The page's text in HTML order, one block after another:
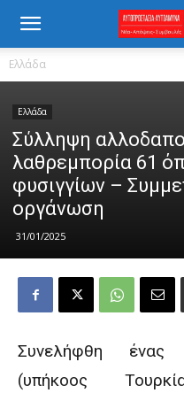
Ελλάδα
Ελλάδα
Σύλληψη
λαθρεμπορία 61
φυσιγγίων –
οργάνωση
31/01/2025
Συνελήφθη ένας
(υπήκοος